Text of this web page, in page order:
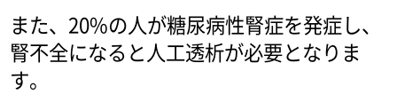
また、20%の人が糖尿病性腎症を発症し、
腎不全になると人工透析が必要となりま
す。